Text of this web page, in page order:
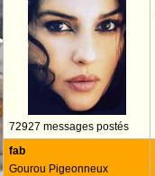
72927 messages postés
fab
Gourou Pigeonneux